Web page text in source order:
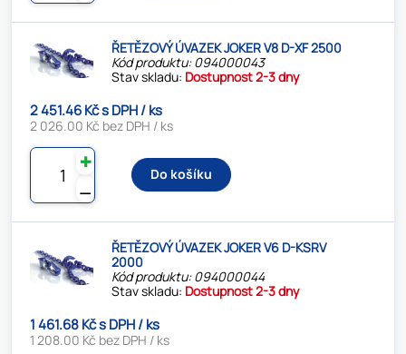
ŘETĚZOVÝ ÚVAZEK JOKER V8 D-XF 2500
Kód produktu: 094000043
Stav skladu: Dostupnost 2-3 dny
2 451.46 Kč s DPH / ks
2 026.00 Kč bez DPH / ks
⚊
✚
Do košíku
ŘETĚZOVÝ ÚVAZEK JOKER V6 D-KSRV
2000
Kód produktu: 094000044
Stav skladu: Dostupnost 2-3 dny
1 461.68 Kč s DPH / ks
1 208.00 Kč bez DPH / ks